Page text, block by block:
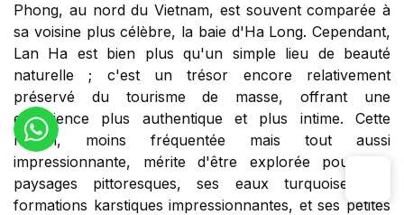
Phong, au nord du Vietnam, est souvent comparée à
sa voisine plus célèbre, la baie d'Ha Long. Cependant,
Lan Ha est bien plus qu'un simple lieu de beauté
naturelle ; c'est un trésor encore relativement
préservé du tourisme de masse, offrant une
expérience plus authentique et plus intime. Cette
région, moins fréquentée mais tout aussi
impressionnante, mérite d'être explorée pour ses
paysages pittoresques, ses eaux turquoise, ses
formations karstiques impressionnantes, et ses petites